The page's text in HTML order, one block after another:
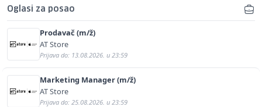
Oglasi za posao
Prodavač (m/ž)
AT Store
Prijava do: 13.08.2026. u 23:59
Marketing Manager (m/ž)
AT Store
Prijava do: 25.08.2026. u 23:59